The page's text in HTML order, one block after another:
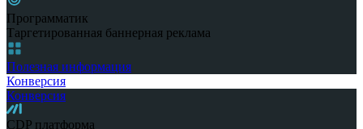
Программатик
Таргетированная баннерная реклама
Полезная информация
Конверсия
Конверсия
CDP платформа